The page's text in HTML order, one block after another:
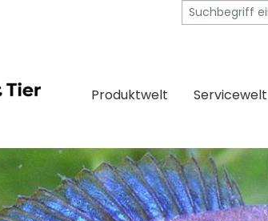
Produktwelt Servicewelt